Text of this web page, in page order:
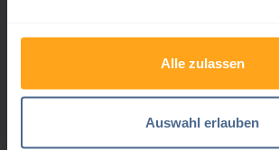
Alle zulassen
Auswahl erlauben
196,42 €
Heizölpreis-